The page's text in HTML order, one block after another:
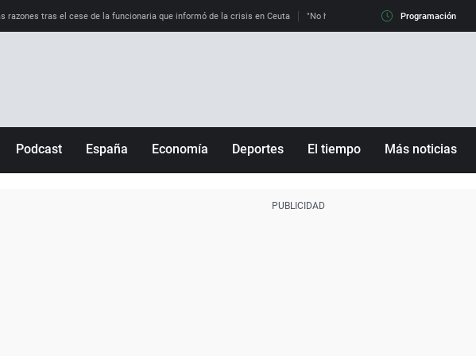
razones tras el cese de la funcionaria que informó de la crisis en Ceuta "No hay mafias, que no nos engañen":
Programación
Podcast España Economía Deportes El tiempo Más noticias